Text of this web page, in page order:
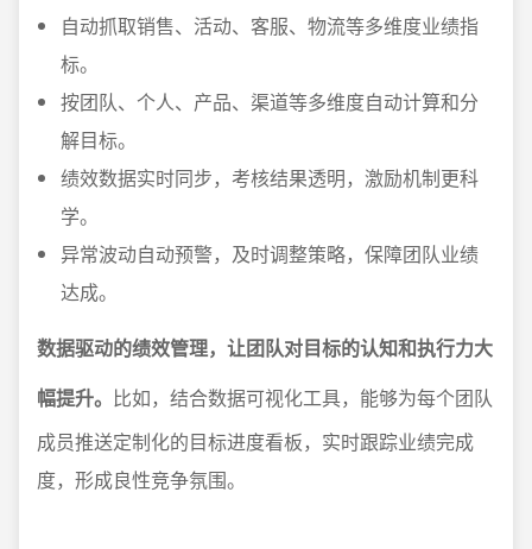
自动抓取销售、活动、客服、物流等多维度业绩指
标。
按团队、个人、产品、渠道等多维度自动计算和分
解目标。
绩效数据实时同步，考核结果透明，激励机制更科
学。
异常波动自动预警，及时调整策略，保障团队业绩
达成。
数据驱动的绩效管理，让团队对目标的认知和执行力大
幅提升。 比如，结合数据可视化工具，能够为每个团队
成员推送定制化的目标进度看板，实时跟踪业绩完成
度，形成良性竞争氛围。